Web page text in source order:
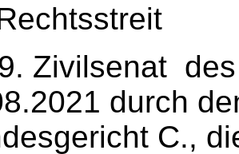
Zivilsenat
durch
C.,